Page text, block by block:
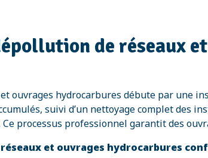
de réseaux
ouvrages hydrocarbures débute par une
suivi d’un nettoyage complet des
Ce processus professionnel garantit des
et ouvrages hydrocarbures